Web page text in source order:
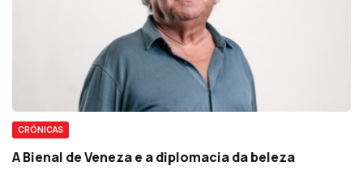
CRÓNICAS
A Bienal de Veneza e a diplomacia da beleza